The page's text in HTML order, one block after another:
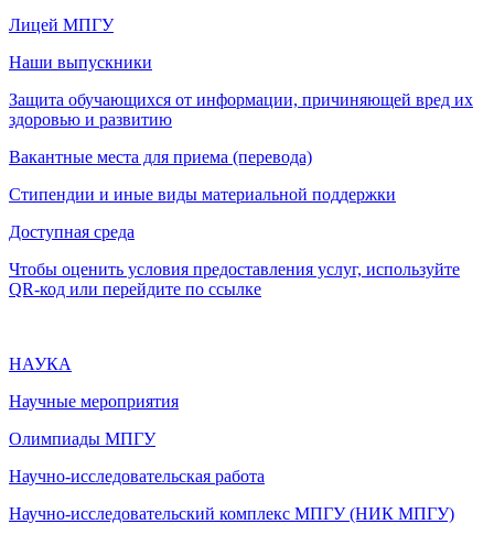
Лицей МПГУ
Наши выпускники
Защита обучающихся от информации, причиняющей вред их
здоровью и развитию
Вакантные места для приема (перевода)
Стипендии и иные виды материальной поддержки
Доступная среда
Чтобы оценить условия предоставления услуг, используйте
QR-код или перейдите по ссылке
НАУКА
Научные мероприятия
Олимпиады МПГУ
Научно-исследовательская работа
Научно-исследовательский комплекс МПГУ (НИК МПГУ)